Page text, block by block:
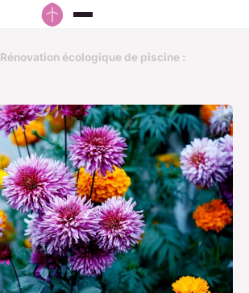
Rénovation écologique de piscine :